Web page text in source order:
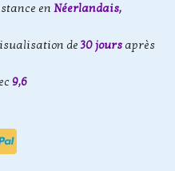
en Néerlandais,
de30 jours après
9,6